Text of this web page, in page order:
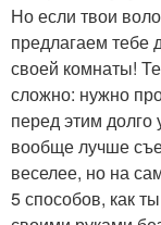
Но если твои
предлагаем тебе
своей комнаты!
сложно: нужно
перед этим долго
вообще лучше
веселее, но на
5 способов, как